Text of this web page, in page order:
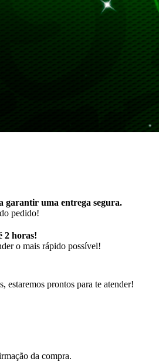
garantir uma entrega segura.
pedido!
2 horas!
o mais rápido possível!
estaremos prontos para te atender!
da compra.